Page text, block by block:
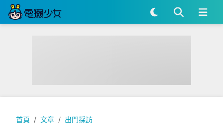
首頁 文章 出門採訪
出門｜Thom Browne 限量版：Galaxy Z Fold5 吶喊全世界我